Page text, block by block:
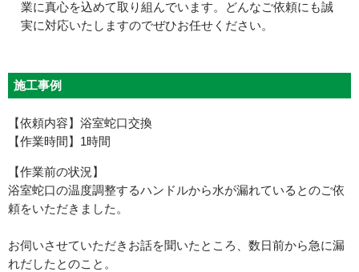
業に真心を込めて取り組んでいます。どんなご依頼にも誠
実に対応いたしますのでぜひお任せください。
施工事例
【依頼内容】浴室蛇口交換
【作業時間】1時間
【作業前の状況】
浴室蛇口の温度調整するハンドルから水が漏れているとのご依
頼をいただきました。
お伺いさせていただきお話を聞いたところ、数日前から急に漏
れだしたとのこと。